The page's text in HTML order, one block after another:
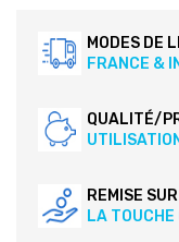
MODES DE
FRANCE &
QUALITÉ/
REMISE
LA TOUCHE